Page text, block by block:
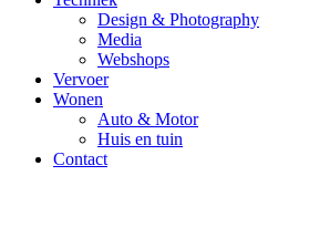
Design & Photography
Media
Webshops
Vervoer
Wonen
Auto & Motor
Huis en tuin
Contact